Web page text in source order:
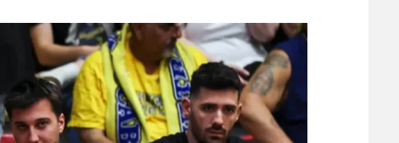
תקנון משתתפים וזוכים בפרסים
תקנון עבור פעילות אלקטרה
תקנון עבור פעילות ספורט 1 – "מרלן"
טניס
הפועל תל אביב
הפועל חיפה
הפועל באר שבע
מכבי נתניה
בני יהודה